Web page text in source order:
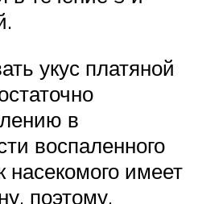
укус платяной
в
воспаленного
насекомого имеет
поэтому,